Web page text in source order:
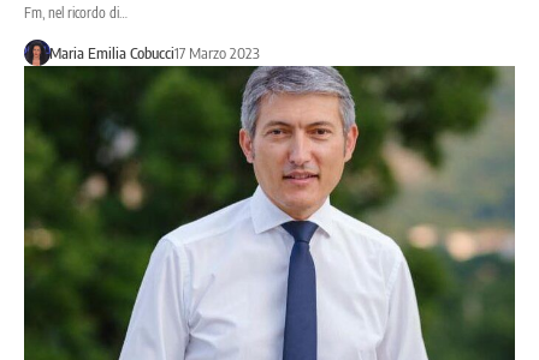
Fm, nel ricordo di…
Maria Emilia Cobucci17 Marzo 2023